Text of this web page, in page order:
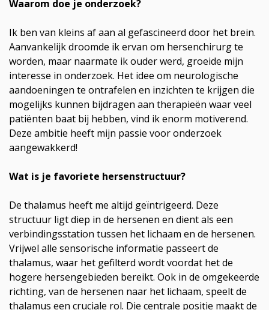
Waarom doe je onderzoek?
Ik ben van kleins af aan al gefascineerd door het brein.
Aanvankelijk droomde ik ervan om hersenchirurg te
worden, maar naarmate ik ouder werd, groeide mijn
interesse in onderzoek. Het idee om neurologische
aandoeningen te ontrafelen en inzichten te krijgen die
mogelijks kunnen bijdragen aan therapieën waar veel
patiënten baat bij hebben, vind ik enorm motiverend.
Deze ambitie heeft mijn passie voor onderzoek
aangewakkerd!
Wat is je favoriete hersenstructuur?
De thalamus heeft me altijd geïntrigeerd. Deze
structuur ligt diep in de hersenen en dient als een
verbindingsstation tussen het lichaam en de hersenen.
Vrijwel alle sensorische informatie passeert de
thalamus, waar het gefilterd wordt voordat het de
hogere hersengebieden bereikt. Ook in de omgekeerde
richting, van de hersenen naar het lichaam, speelt de
thalamus een cruciale rol. Die centrale positie maakt de